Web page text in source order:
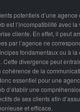
potentiels d’une agence
est l’incompatibilité avec la
cliente. En effet, il peut
par l’agence ne
fondamentaux ou à la
Cette divergence peut
cohérence de la
essentiel pour une
d’établir une
de ses clients afin
et efficace.